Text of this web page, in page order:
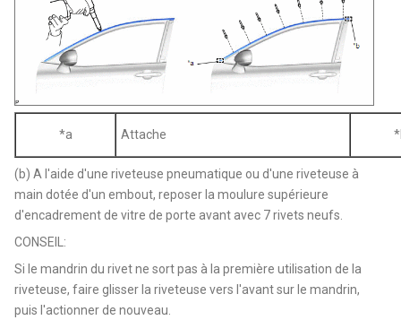
*a Attache
(b) A l'aide d'une riveteuse pneumatique ou d'une riveteuse à
main dotée d'un embout, reposer la moulure supérieure
d'encadrement de vitre de porte avant avec 7 rivets neufs.
CONSEIL:
Si le mandrin du rivet ne sort pas à la première utilisation de la
riveteuse, faire glisser la riveteuse vers l'avant sur le mandrin,
puis l'actionner de nouveau.